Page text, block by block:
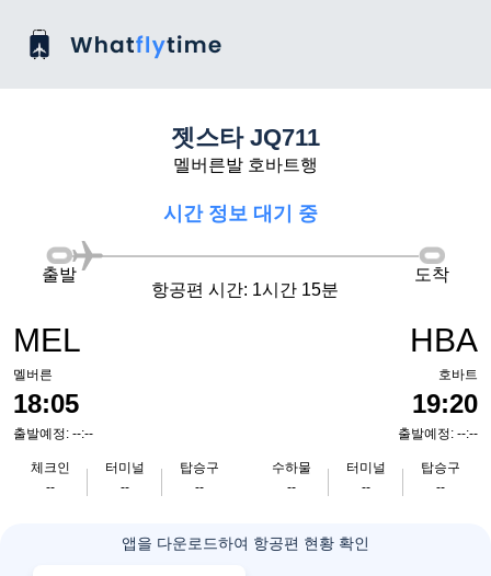
젯스타 JQ711
멜버른발 호바트행
시간 정보 대기 중
MEL
멜버른
18:05
출발예정: --:--
체크인
--
터미널
--
탑승구
--
출발
항공편 시간: 1시간 15분
도착
HBA
호바트
19:20
출발예정: --:--
수하물
--
터미널
--
탑승구
--
앱을 다운로드하여 항공편 현황 확인